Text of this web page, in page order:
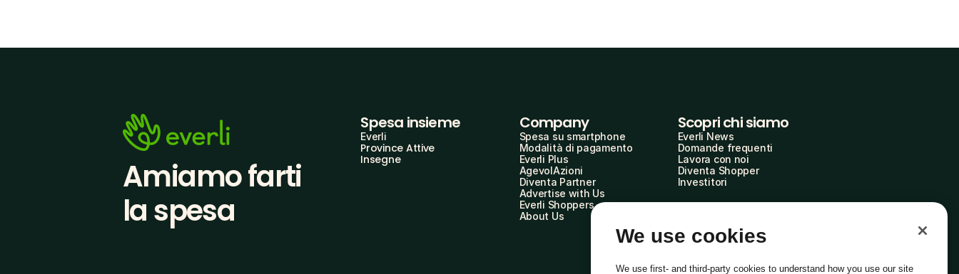
Amiamo farti
la spesa
Spesa insieme
Everli
Province Attive
Insegne
Company
Spesa su smartphone
Modalità di pagamento
Everli Plus
AgevolAzioni
Diventa Partner
Advertise with Us
Everli Shoppers
About Us
Scopri chi siamo
Everli News
Domande frequenti
Lavora con noi
Diventa Shopper
Investitori
We use cookies
We use first- and third-party cookies to understand how you use our site